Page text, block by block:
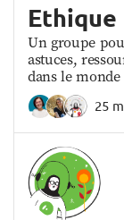
Ethique
Un groupe
astuces,
dans le
25